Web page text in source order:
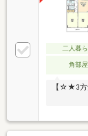
二人暮
角部屋
【☆★3方